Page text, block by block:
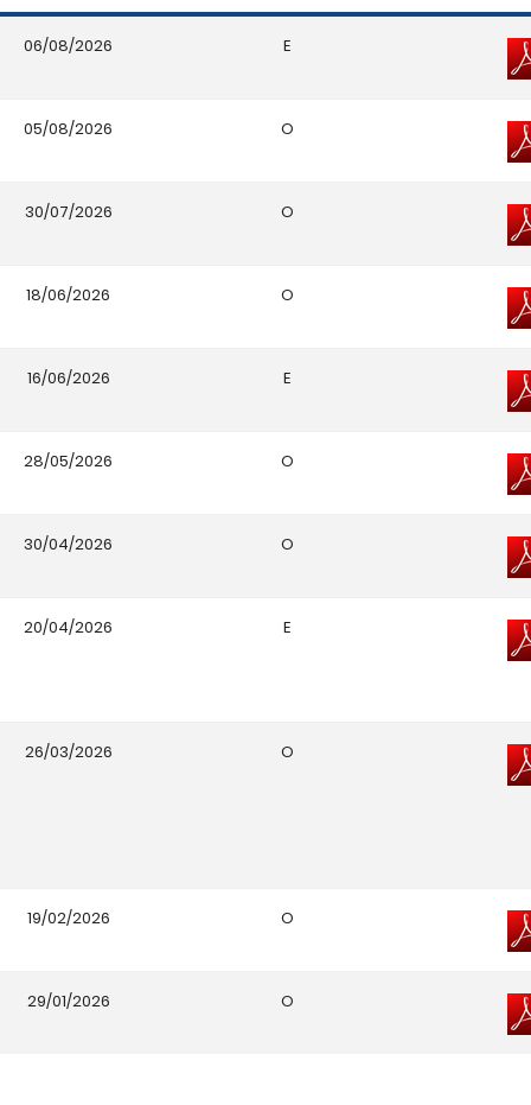
06/08/2026 E
05/08/2026 O
30/07/2026 O
18/06/2026 O
16/06/2026 E
28/05/2026 O
30/04/2026 O
20/04/2026 E
26/03/2026 O
19/02/2026 O
29/01/2026 O